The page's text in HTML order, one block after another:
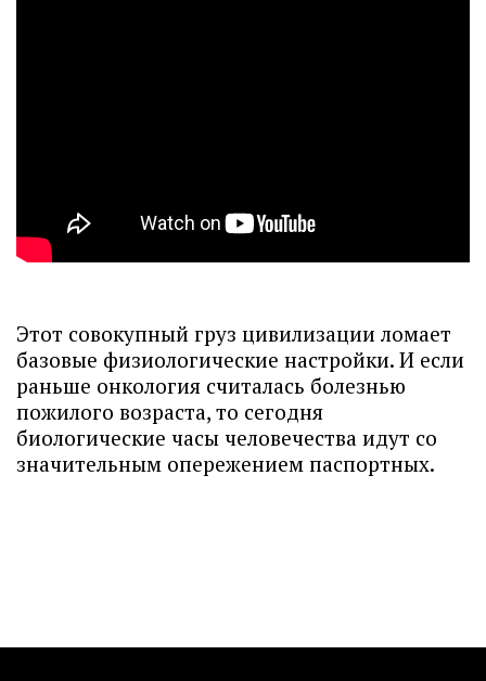
Этот совокупный груз цивилизации ломает
базовые физиологические настройки. И если
раньше онкология считалась болезнью
пожилого возраста, то сегодня
биологические часы человечества идут со
значительным опережением паспортных.